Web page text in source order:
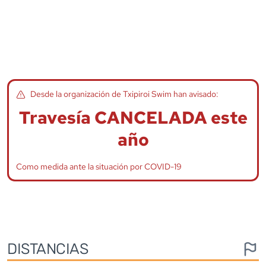
Desde la organización deTxipiroi Swim han avisado:
Travesía CANCELADA este
año
Como medida ante la situación por COVID-19
DISTANCIAS